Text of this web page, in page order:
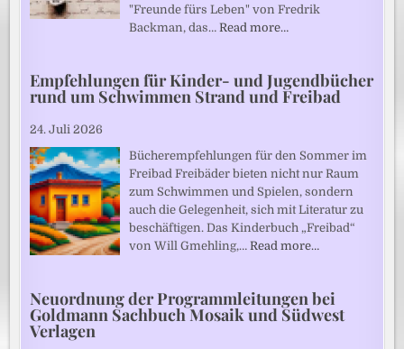
"Freunde fürs Leben" von Fredrik
Backman, das…Read more…
Empfehlungen für Kinder- und Jugendbücher
rund um Schwimmen Strand und Freibad
24. Juli 2026
Bücherempfehlungen für den Sommer im
Freibad Freibäder bieten nicht nur Raum
zum Schwimmen und Spielen, sondern
auch die Gelegenheit, sich mit Literatur zu
beschäftigen. Das Kinderbuch „Freibad“
von Will Gmehling,…Read more…
Neuordnung der Programmleitungen bei
Goldmann Sachbuch Mosaik und Südwest
Verlagen